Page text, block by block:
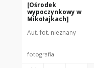
[Ośrodek
wypoczynkowy w
Mikołajkach]
Aut. fot. nieznany
fotografia